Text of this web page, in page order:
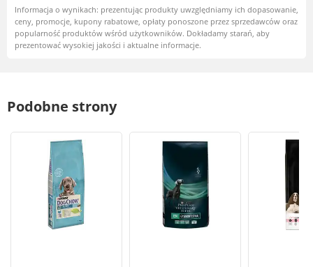
Informacja o wynikach: prezentując produkty uwzględniamy ich dopasowanie,
ceny, promocje, kupony rabatowe, opłaty ponoszone przez sprzedawców oraz
popularność produktów wśród użytkowników. Dokładamy starań, aby
prezentować wysokiej jakości i aktualne informacje.
Podobne strony